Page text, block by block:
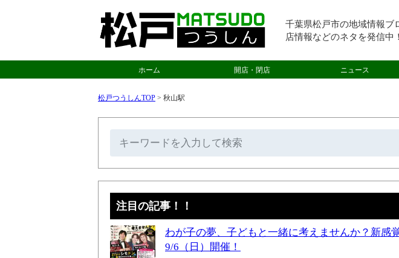
千葉県松戸市の地域情報ブ
店情報などのネタを発信中
ホーム 開店・閉店 ニュース
松戸つうしんTOP > 秋山駅
注目の記事！！
わが子の夢、子どもと一緒に考えませんか？新感
9/6（日）開催！